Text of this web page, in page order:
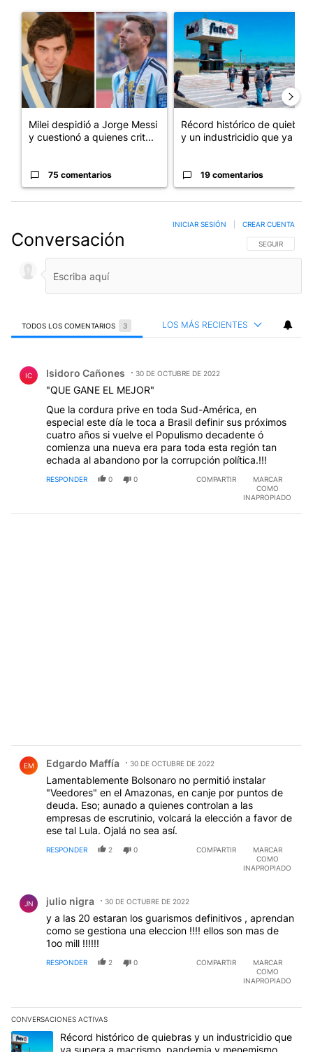
Un artículo de tendencia con el título "Milei despidió a Jorge
Milei despidió a Jorge Messi
y cuestionó a quienes crit...
75 comentarios
Un artículo de tendencia
Récord histórico de quiebras
y un industricidio que ya ...
19 comentarios
Conversación SIGA ESTA
SEGUIR
INICIAR SESIÓN CREAR CUENTA
TODOS LOS COMENTARIOS 3 LOS MÁS RECIENTES
IC Isidoro Cañones 30 DE OCTUBRE DE 2022
"QUE GANE EL MEJOR"
Que la cordura prive en toda Sud-América, en
especial este día le toca a Brasil definir sus próximos
cuatro años si vuelve el Populismo decadente ó
comienza una nueva era para toda esta región tan
echada al abandono por la corrupción política.!!!
RESPONDER 0 0 COMPARTIR
MARCAR
COMO
INAPROPIADO
EM Edgardo Maffía 30 DE OCTUBRE DE 2022
Lamentablemente Bolsonaro no permitió instalar
"Veedores" en el Amazonas, en canje por puntos de
deuda. Eso; aunado a quienes controlan a las
empresas de escrutinio, volcará la elección a favor de
ese tal Lula. Ojalá no sea así.
RESPONDER 2 0 COMPARTIR
MARCAR
COMO
INAPROPIADO
JN julio nigra 30 DE OCTUBRE DE 2022
y a las 20 estaran los guarismos definitivos , aprendan
como se gestiona una eleccion !!!! ellos son mas de
1oo mill !!!!!!
RESPONDER 2 0 COMPARTIR
MARCAR
COMO
INAPROPIADO
CONVERSACIONES ACTIVAS
Este listado muestra los artículos con más comentarios en los
Un artículo de tendencia con el título "Récord histórico de
Récord histórico de quiebras y un industricidio que